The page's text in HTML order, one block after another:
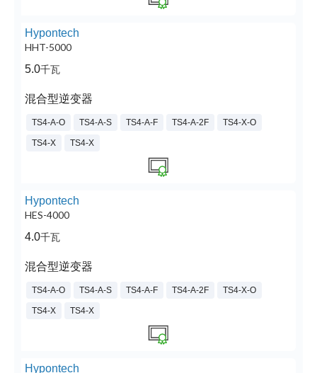
Hypontech
HHT-5000
5.0千瓦
混合型逆变器
TS4-A-O TS4-A-S TS4-A-F TS4-A-2F TS4-X-O
TS4-X TS4-X
Hypontech
HES-4000
4.0千瓦
混合型逆变器
TS4-A-O TS4-A-S TS4-A-F TS4-A-2F TS4-X-O
TS4-X TS4-X
Hypontech